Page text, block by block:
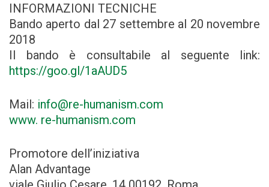
INFORMAZIONI TECNICHE
Bando aperto dal 27 settembre al 20 novembre
2018
Il bando è consultabile al seguente link:
https://goo.gl/1aAUD5
Mail: info@re-humanism.com
www. re-humanism.com
Promotore dell’iniziativa
Alan Advantage